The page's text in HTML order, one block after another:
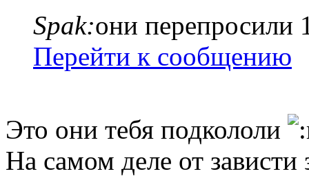
Spak:они перепросили
Перейти к сообщению
Это они тебя подкололи
На самом деле от